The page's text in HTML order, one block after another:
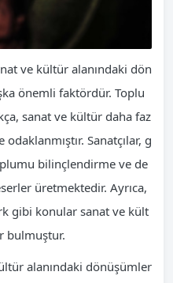
ve kültür alanındaki dön
önemli faktördür. Toplu
sanat ve kültür daha faz
Sanatçılar, g
bilinçlendirme ve de
üretmektedir. Ayrıca,
gibi konular sanat ve kült
bulmuştur.
alanındaki dönüşümler